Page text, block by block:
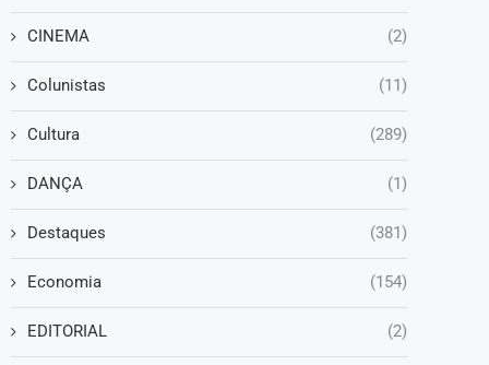
CINEMA (2)
Colunistas (11)
Cultura (289)
DANÇA (1)
Destaques (381)
Economia (154)
EDITORIAL (2)